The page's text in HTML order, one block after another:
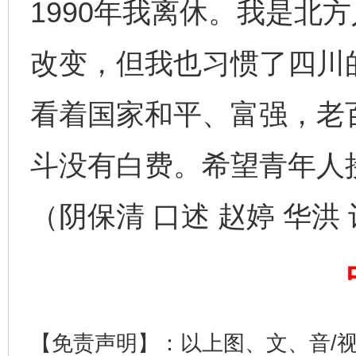
1990年我离休。我是北
改变，但我也习惯了四
看着国家和平、富强，
斗没有白费。希望青年
（阴保清 口述 赵婷 华洪
【免责声明】：以上图、文、音/
完善运行机制助力责任有效落实 一纸欠